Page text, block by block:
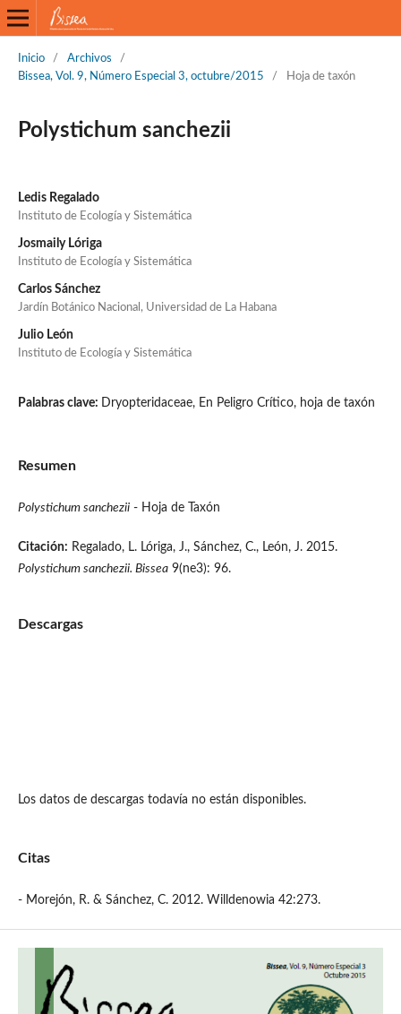
Inicio / Archivos
/
Bissea, Vol. 9, Número Especial 3, octubre/2015
/ Hoja de taxón
Polystichum sanchezii
Ledis Regalado
Instituto de Ecología y Sistemática
Josmaily Lóriga
Instituto de Ecología y Sistemática
Carlos Sánchez
Jardín Botánico Nacional, Universidad de La Habana
Julio León
Instituto de Ecología y Sistemática
Palabras clave: Dryopteridaceae, En Peligro Crítico, hoja de taxón
Resumen
Polystichum sanchezii- Hoja de Taxón
Citación: Regalado, L. Lóriga, J., Sánchez, C., León, J. 2015.
Polystichum sanchezii. Bissea9(ne3): 96.
Descargas
Los datos de descargas todavía no están disponibles.
Citas
- Morejón, R. & Sánchez, C. 2012. Willdenowia 42:273.